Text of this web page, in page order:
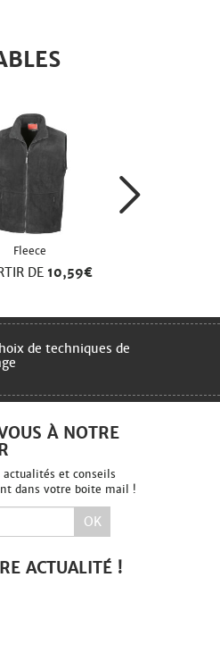
Fleece
DE 10,59€
de techniques de
À NOTRE
actualités et conseils
dans votre boite mail !
OK
ACTUALITÉ !